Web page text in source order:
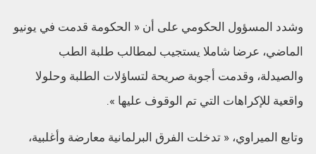
وشدد المسؤول الحكومي على أن « الحكومة قدمت في يونيو
الماضي، عرضا شاملا يستجيب لمطالب طلبة الطب
والصيدلة، وقدمت أجوبة صريحة لتساؤلات الطلبة وحلولا
واقعية للإكراهات التي تم الوقوف عليها ».
وتابع الميراوي، « تدخلت الفرق البرلمانية معارضة وأغلبية،